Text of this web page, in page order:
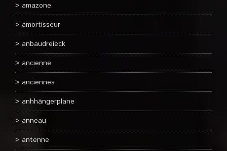
amazone
amortisseur
anbaudreieck
ancienne
anciennes
anhhängerplane
anneau
antenne